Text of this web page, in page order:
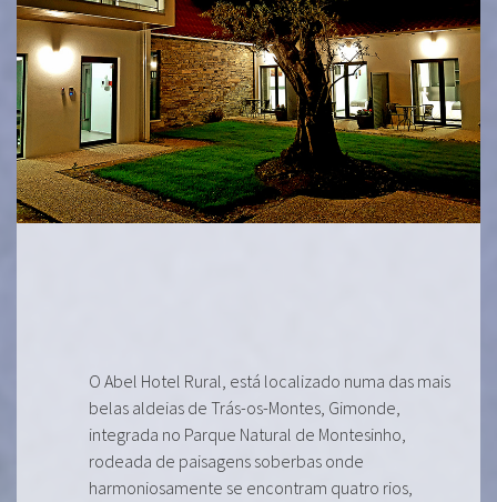
O Abel Hotel Rural, está localizado numa das mais
belas aldeias de Trás-os-Montes, Gimonde,
integrada no Parque Natural de Montesinho,
rodeada de paisagens soberbas onde
harmoniosamente se encontram quatro rios,